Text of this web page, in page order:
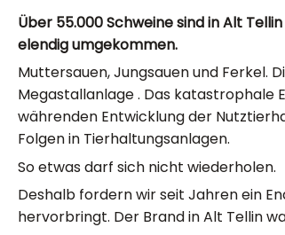
Über 55.000 Schweine sind in Alt
elendig umgekommen.
Muttersauen, Jungsauen und Ferkel.
Megastallanlage . Das katastrophale
währenden Entwicklung der
Folgen in Tierhaltungsanlagen.
So etwas darf sich nicht wiederholen.
Deshalb fordern wir seit Jahren ein
hervorbringt. Der Brand in Alt Tellin